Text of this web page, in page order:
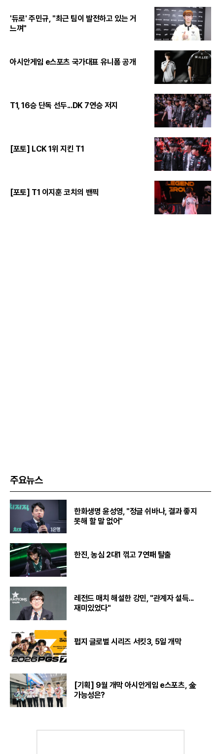
'듀로' 주민규, "최근 팀이 발전하고 있는 거
느껴"
아시안게임 e스포츠 국가대표 유니폼 공개
T1, 16승 단독 선두...DK 7연승 저지
[포토] LCK 1위 지킨 T1
[포토] T1 이지훈 코치의 밴픽
주요뉴스
한화생명 윤성영, "정글 쉬바나, 결과 좋지
못해 할 말 없어"
한진, 농심 2대1 꺾고 7연패 탈출
레전드 매치 해설한 강민, "관계자 설득...
재미있었다"
펍지 글로벌 시리즈 서킷3, 5일 개막
[기획] 9월 개막 아시안게임 e스포츠, 金
가능성은?